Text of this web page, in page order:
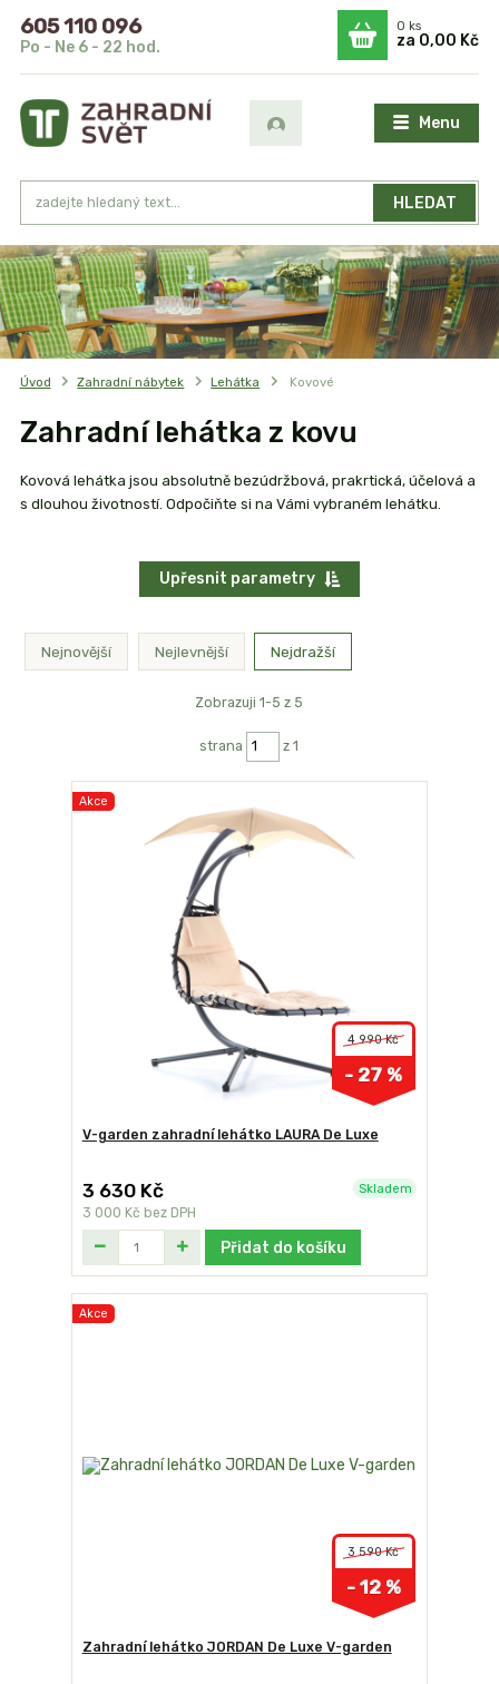
Menu
HLEDAT
605 110 096
Po - Ne 6 - 22 hod.
0ks
za 0,00 Kč
Úvod Zahradní nábytek Lehátka Kovové
Zahradní lehátka z kovu
Kovová lehátka jsou absolutně bezúdržbová, prakrtická, účelová a
s dlouhou životností. Odpočiňte si na Vámi vybraném lehátku.
Upřesnit parametry
Nejnovější Nejlevnější Nejdražší
Zobrazuji 1-5 z 5
strana z 1
Akce
4 990 Kč
- 27 %
V-garden zahradní lehátko LAURA De Luxe
3 630 Kč
3 000 Kč bez DPH
Skladem
Přidat do košíku
Akce
3 590 Kč
- 12 %
Zahradní lehátko JORDAN De Luxe V-garden